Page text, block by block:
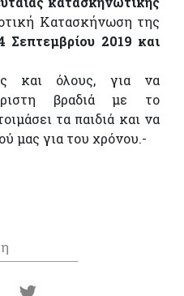
Κατασκήνωση της
Σεπτεμβρίου 2019 και
και όλους, για να
βραδιά με το
τα παιδιά και να
μας για του χρόνου.-